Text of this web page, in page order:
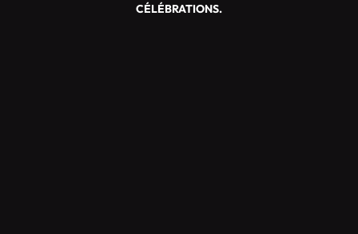
CÉLÉBRATIONS.